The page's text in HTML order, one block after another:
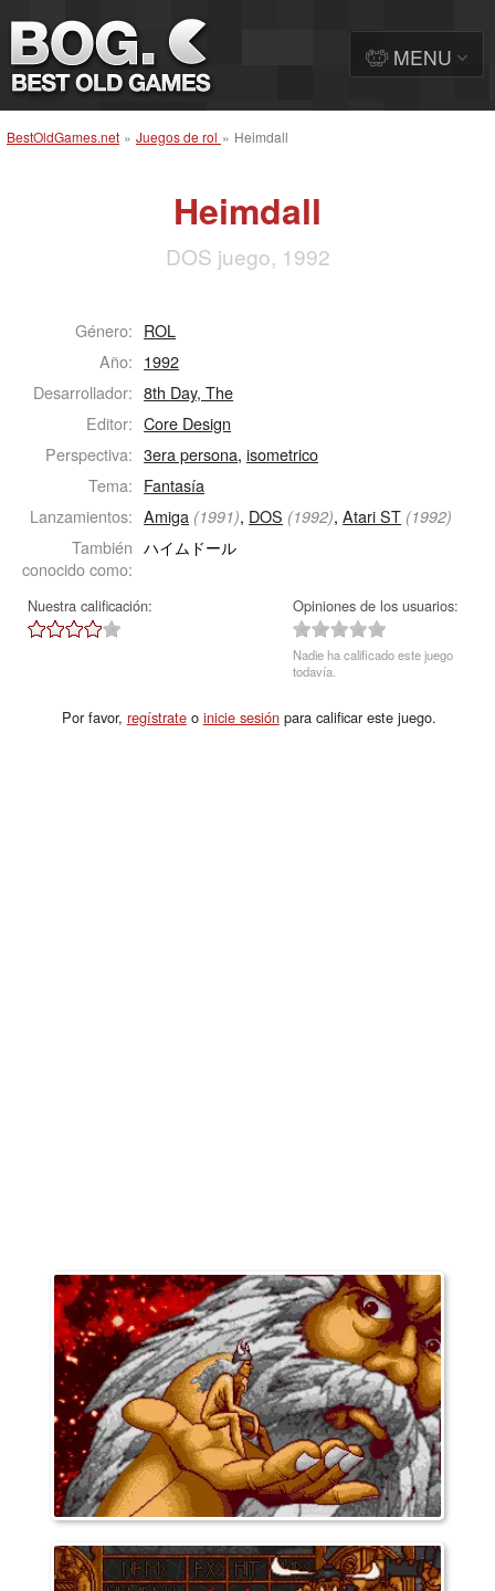
BestOldGames.net » Juegos de rol » Heimdall
Heimdall
DOS juego, 1992
Género: ROL
Año: 1992
Desarrollador: 8th Day, The
Editor: Core Design
Perspectiva: 3era persona,isometrico
Tema: Fantasía
Lanzamientos: Amiga (1991), DOS (1992),Atari ST (1992)
También
conocido como:
ハイムドール
Nuestra calificación: Opiniones de los usuarios:
Nadie ha calificado este juego
todavía.
Por favor, regístrateo inicie sesiónpara calificar este juego.
MENU